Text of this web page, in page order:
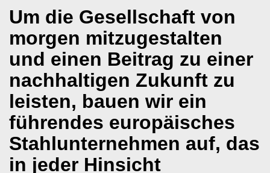
Um die Gesellschaft von
morgen mitzugestalten
und einen Beitrag zu einer
nachhaltigen Zukunft zu
leisten, bauen wir ein
führendes europäisches
Stahlunternehmen auf, das
in jeder Hinsicht